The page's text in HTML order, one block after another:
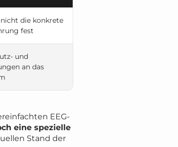
nicht die konkrete
fest
und
an das
EEG-
eine spezielle
Stand der